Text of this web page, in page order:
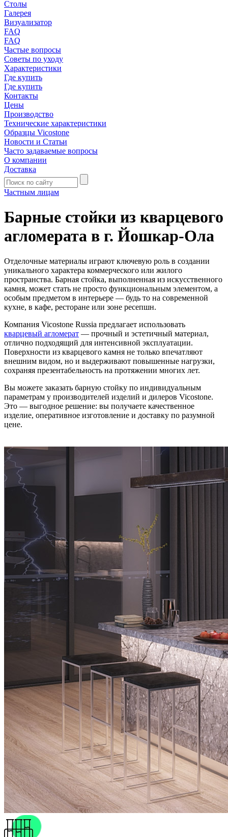
Столы
Галерея
Визуализатор
FAQ
FAQ
Частые вопросы
Советы по уходу
Характеристики
Где купить
Где купить
Контакты
Цены
Производство
Технические характеристики
Образцы Vicostone
Новости и Статьи
Часто задаваемые вопросы
О компании
Доставка
Частным лицам
Барные стойки из кварцевого
агломерата в г. Йошкар-Ола
Отделочные материалы играют ключевую роль в создании
уникального характера коммерческого или жилого
пространства. Барная стойка, выполненная из искусственного
камня, может стать не просто функциональным элементом, а
особым предметом в интерьере — будь то на современной
кухне, в кафе, ресторане или зоне ресепшн.
Компания Vicostone Russia предлагает использовать
кварцевый агломерат — прочный и эстетичный материал,
отлично подходящий для интенсивной эксплуатации.
Поверхности из кварцевого камня не только впечатляют
внешним видом, но и выдерживают повышенные нагрузки,
сохраняя презентабельность на протяжении многих лет.
Вы можете заказать барную стойку по индивидуальным
параметрам у производителей изделий и дилеров Vicostone.
Это — выгодное решение: вы получаете качественное
изделие, оперативное изготовление и доставку по разумной
цене.